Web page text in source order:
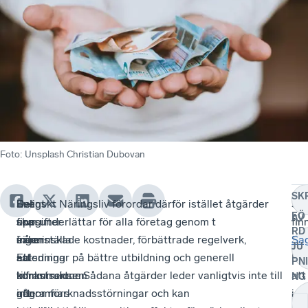
Foto: Unsplash Christian Dubovan
Enligt
uppgifter
från
EU-
kommissionen
genomförs
Det
ska
säkerställa
att
konkurrensen
inte
Det
finns
ingen
anledning
till
att
Svenskt Näringsliv förordar därför istället åtgärder
som underlättar för alla företag genom t
ex. minskade kostnader, förbättrade regelverk,
satsningar på bättre utbildning och generell
infrastruktur. Sådana åtgärder leder vanligtvis inte till
några marknadsstörningar och kan
att
AV
FÖ
RD
JU
PNI
NG